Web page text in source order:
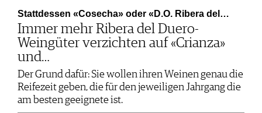
Stattdessen «Cosecha» oder «D.O. Ribera del…
Immer mehr Ribera del Duero-
Weingüter verzichten auf «Crianza»
und…
Der Grund dafür: Sie wollen ihren Weinen genau die
Reifezeit geben, die für den jeweiligen Jahrgang die
am besten geeignete ist.